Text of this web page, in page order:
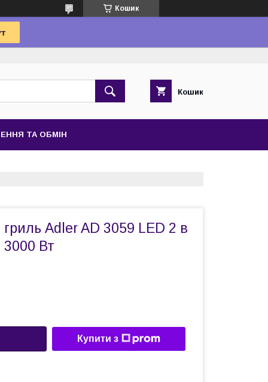
Кошик
Кошик
ТА ОБМІН
Adler AD 3059 LED 2 в
3000 Вт
Купити з